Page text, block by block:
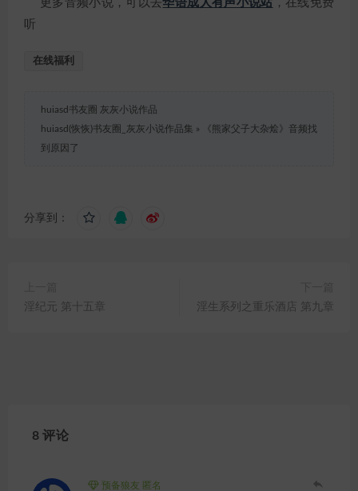
更多音频小说，可以去华语成人有声小说站 ，在线免费
听
在线福利
huiasd书友圈 灰灰小说作品
huiasd(恢恢)书友圈_灰灰小说作品集 »
《熊家父子大杂烩》音频找
到原因了
分享到：
淫纪元 第十五章
淫生系列之重乐酒店 第九章
8 评论
预备狼友 匿名